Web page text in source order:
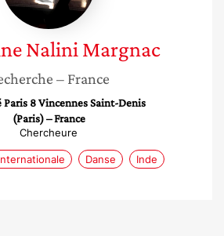
Nalini Margnac
– France
8 Vincennes Saint-Denis
(Paris) – France
Chercheure
Danse Inde